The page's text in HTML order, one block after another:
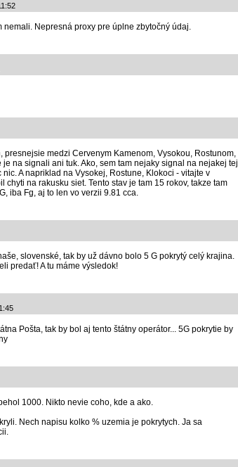
nemali. Nepresná proxy pre úplne zbytočný údaj.
presnejsie medzi Cervenym Kamenom, Vysokou, Rostunom,
na signali ani tuk. Ako, sem tam nejaky signal na nejakej tej
A napriklad na Vysokej, Rostune, Klokoci - vitajte v
chyti na rakusku siet. Tento stav je tam 15 rokov, takze tam
iba Fg, aj to len vo verzii 9.81 cca.
slovenské, tak by už dávno bolo 5 G pokrytý celý krajina.
predať! A tu máme výsledok!
Pošta, tak by bol aj tento štátny operátor... 5G pokrytie by
1000. Nikto nevie coho, kde a ako.
Nech napisu kolko % uzemia je pokrytych. Ja sa